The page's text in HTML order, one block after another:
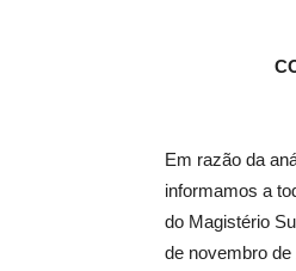
Em razão da
informamos a
do Magistério
de novembro de